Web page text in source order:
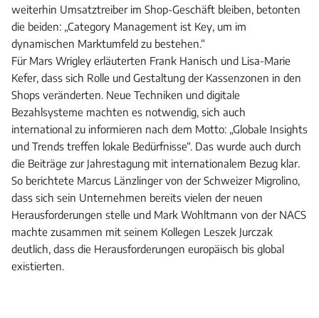
weiterhin Umsatztreiber im Shop-Geschäft bleiben, betonten
die beiden: „Category Management ist Key, um im
dynamischen Marktumfeld zu bestehen.“
Für Mars Wrigley erläuterten Frank Hanisch und Lisa-Marie
Kefer, dass sich Rolle und Gestaltung der Kassenzonen in den
Shops veränderten. Neue Techniken und digitale
Bezahlsysteme machten es notwendig, sich auch
international zu informieren nach dem Motto: „Globale Insights
und Trends treffen lokale Bedürfnisse“. Das wurde auch durch
die Beiträge zur Jahrestagung mit internationalem Bezug klar.
So berichtete Marcus Länzlinger von der Schweizer Migrolino,
dass sich sein Unternehmen bereits vielen der neuen
Herausforderungen stelle und Mark Wohltmann von der NACS
machte zusammen mit seinem Kollegen Leszek Jurczak
deutlich, dass die Herausforderungen europäisch bis global
existierten.